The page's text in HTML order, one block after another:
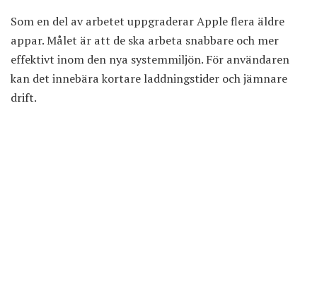
Som en del av arbetet uppgraderar Apple flera äldre
appar. Målet är att de ska arbeta snabbare och mer
effektivt inom den nya systemmiljön. För användaren
kan det innebära kortare laddningstider och jämnare
drift.